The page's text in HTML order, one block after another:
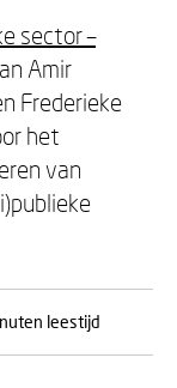
sector –
Amir
Frederieke
het
van
leestijd